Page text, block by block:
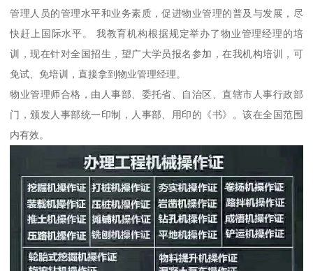
管理人员的管理水平和业务素质，促进物业管理的普及与发展，尽
快赶上国际水平。 我教育机构根据规定举办了物业管理经理的培
训，现在针对全国招生，望广大学员报名参加，在我机构培训，可
免试、免培训，直接拿到物业管理经理。
物业管理师合格，由人事部、委托省、自治区、直辖市人事行政部
门，颁发人事部统一印制，人事部、用印的《书》。该在全国范围
内有效。